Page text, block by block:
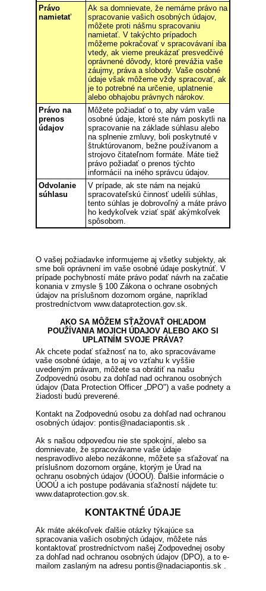
Právo
namietať
Ak sa domnievate, že nemáme právo na
spracovanie vašich osobných údajov,
môžete proti nášmu spracovaniu
namietať. V takýchto prípadoch
môžeme pokračovať v spracovávaní iba
vtedy, ak vieme preukázať presvedčivé
oprávnené dôvody, ktoré prevážia vaše
záujmy, práva a slobody. Vaše osobné
údaje však môžeme vždy spracovať, ak
je to potrebné na určenie, uplatnenie
alebo obhajobu právnych nárokov.
Právo na
prenos
údajov
Môžete požiadať o to, aby vám vaše
osobné údaje, ktoré ste nám poskytli na
spracovanie na základe súhlasu alebo
na splnenie zmluvy, boli poskytnuté v
štruktúrovanom, bežne používanom a
strojovo čitateľnom formáte. Máte tiež
právo požiadať o prenos týchto
informácií na iného správcu údajov.
Odvolanie
súhlasu
V prípade, ak ste nám na nejakú
spracovateľskú činnosť udelili súhlas,
tento súhlas je dobrovoľný a máte právo
ho kedykoľvek vziať späť akýmkoľvek
spôsobom.
O vašej požiadavke informujeme aj všetky subjekty, ak
sme boli oprávnení im vaše osobné údaje poskytnúť. V
prípade pochybností máte právo podať návrh na začatie
konania v zmysle § 100 Zákona o ochrane osobných
údajov na príslušnom dozornom orgáne, napríklad
prostredníctvom www.dataprotection.gov.sk.
AKO SA MÔŽEM SŤAŽOVAŤ OHĽADOM
POUŽÍVANIA MOJICH ÚDAJOV ALEBO AKO SI
UPLATNÍM SVOJE PRÁVA?
Ak chcete podať sťažnosť na to, ako spracovávame
vaše osobné údaje, a to aj vo vzťahu k vyššie
uvedeným právam, môžete sa obrátiť na našu
Zodpovednú osobu za dohľad nad ochranou osobných
údajov (Data Protection Officer „DPO") a vaše podnety a
žiadosti budú preverené.
Kontakt na Zodpovednú osobu za dohľad nad ochranou
osobných údajov: pontis@nadaciapontis.sk .
Ak s našou odpoveďou nie ste spokojní, alebo sa
domnievate, že spracovávame vaše údaje
nespravodlivo alebo nezákonne, môžete sa sťažovať na
príslušnom dozornom orgáne, ktorým je Úrad na
ochranu osobných údajov (ÚOOÚ). Ďalšie informácie o
ÚOOÚ a ich postupe podávania sťažností nájdete tu:
www.dataprotection.gov.sk.
KONTAKTNÉ ÚDAJE
Ak máte akékoľvek ďalšie otázky týkajúce sa
spracovania vašich osobných údajov, môžete nás
kontaktovať prostredníctvom našej Zodpovednej osoby
za dohľad nad ochranou osobných údajov (DPO), a to e-
mailom zaslaným na adresu pontis@nadaciapontis.sk .